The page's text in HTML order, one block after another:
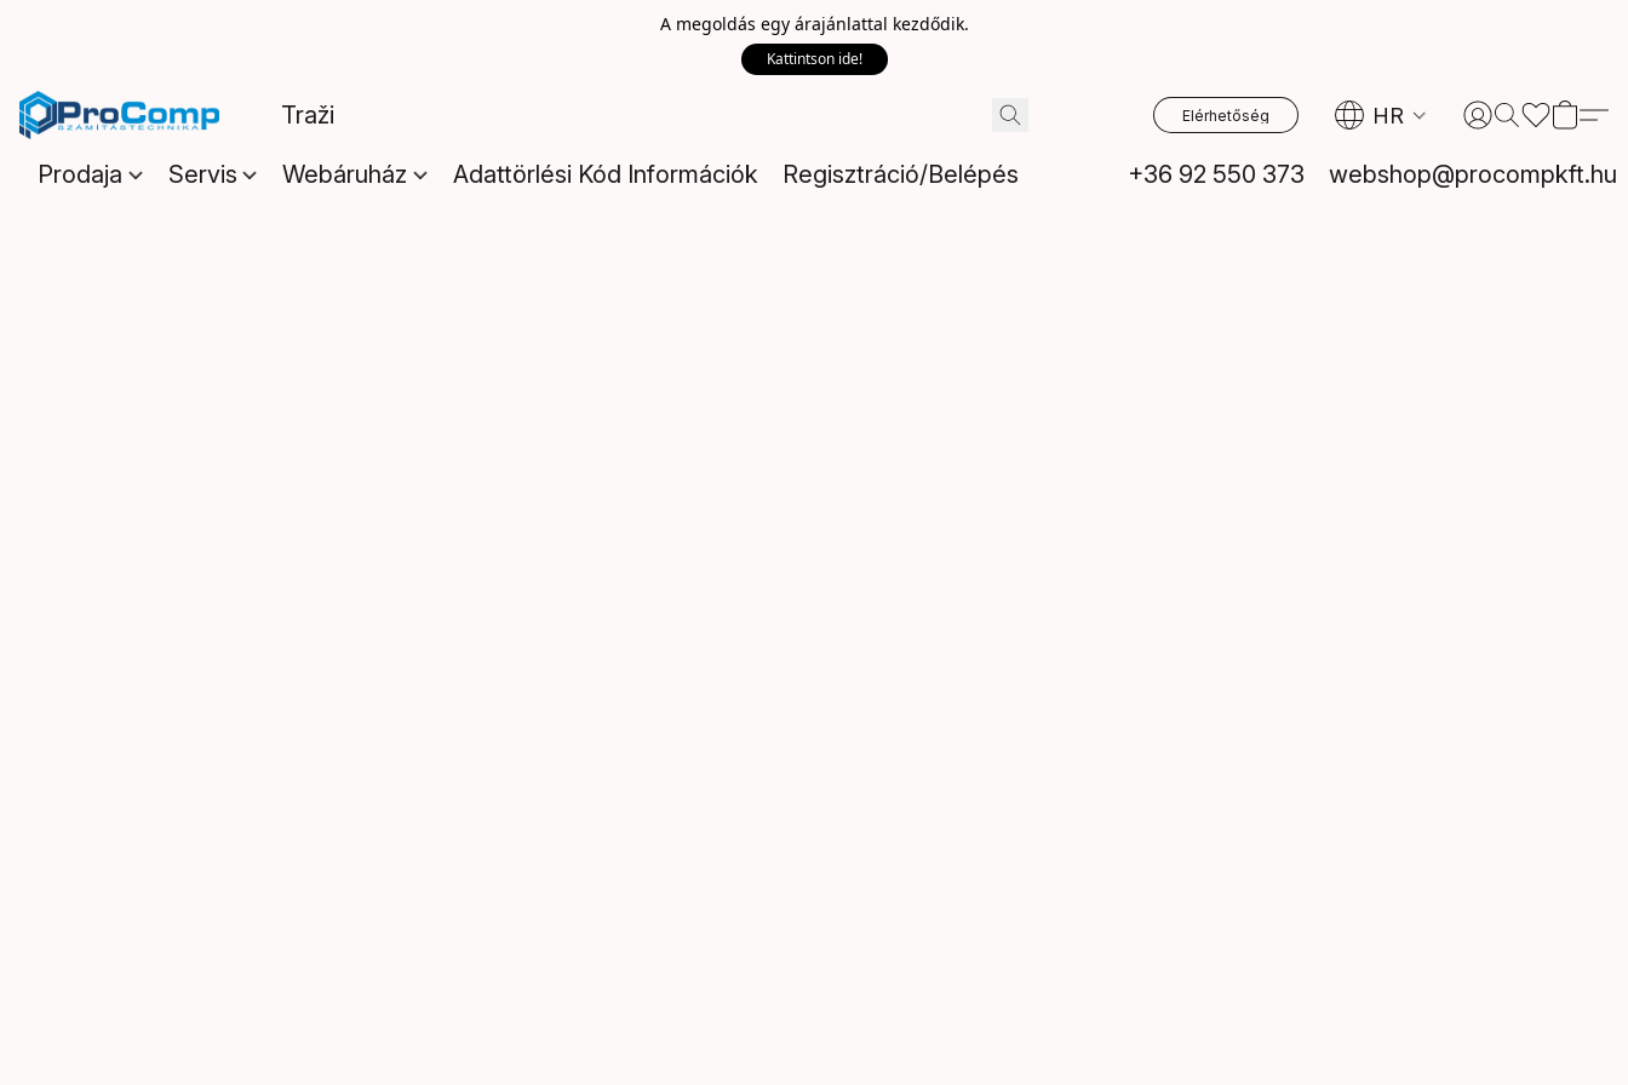
A megoldás egy árajánlattal kezdődik.
Kattintson ide!
Elérhetőség HR
Prodaja Servis Webáruház Adattörlési Kód Információk Regisztráció/Belépés +36 92 550 373 webshop@procompkft.hu